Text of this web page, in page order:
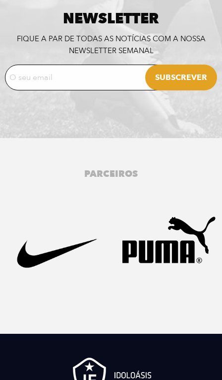
NEWSLETTER
FIQUE A PAR DE TODAS AS NOTÍCIAS COM A NOSSA
NEWSLETTER SEMANAL
PARCEIROS